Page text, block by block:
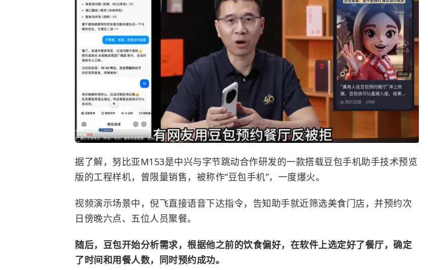
据了解，努比亚M153是中兴与字节跳动合作研发的一款搭载豆包手机助手技术预览
版的工程样机，曾限量销售，被称作“豆包手机”，一度爆火。
视频演示场景中，倪飞直接语音下达指令，告知助手就近筛选美食门店，并预约次
日傍晚六点、五位人员聚餐。
随后，豆包开始分析需求，根据他之前的饮食偏好，在软件上选定好了餐厅，确定
了时间和用餐人数，同时预约成功。